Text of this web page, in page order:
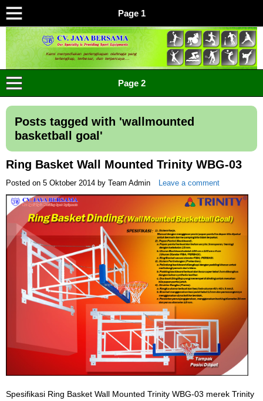
Page 1
CV JAYA BERSAMA Co Id
Menyediakan Semua Perlengkapan Olahraga Yang
Page 2
Posts tagged with 'wallmounted
basketball goal'
Ring Basket Wall Mounted Trinity WBG-03
Posted on 5 Oktober 2014 by Team Admin Leave a comment
Spesifikasi Ring Basket Wall Mounted Trinity WBG-03 merek Trinity